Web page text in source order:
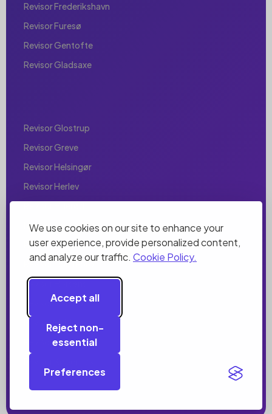
We use cookies on our site to enhance your
user experience, provide personalized content,
and analyze our traffic. Cookie Policy.
Accept all
Reject non-
essential
Preferences
Revisor Frederikshavn
Revisor Furesø
Revisor Gentofte
Revisor Gladsaxe
Revisor Glostrup
Revisor Greve
Revisor Helsingør
Revisor Herlev
Revisor Hjørring
Revisor Holbæk
Revisor Holstebro
Revisor Horsens
Revisor Hørsholm
Revisor Hvidovre
Revisor Ishøj